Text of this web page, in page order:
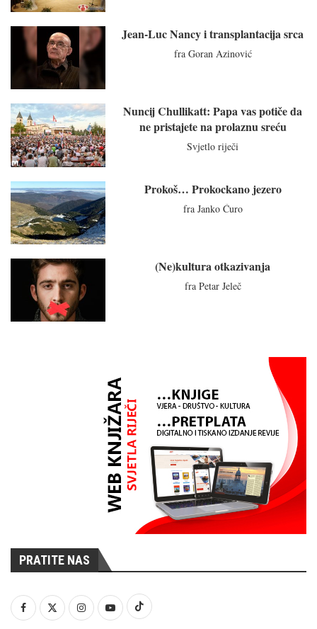
Jean-Luc Nancy i transplantacija srca
fra Goran Azinović
Nuncij Chullikatt: Papa vas potiče da
ne pristajete na prolaznu sreću
Svjetlo riječi
Prokoš… Prokockano jezero
fra Janko Ćuro
(Ne)kultura otkazivanja
fra Petar Jeleč
PRATITE NAS